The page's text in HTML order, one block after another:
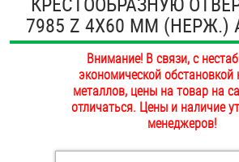
ОПЛАТА И ДОСТАВКА
НАШИ МАГАЗИНЫ
Втулки
Дюбели
Дюймовый крепёж
7985 Z 4Х60 ММ (НЕРЖ.)
Внимание! В связи, с
экономической обстановкой
металлов, цены на товар на
отличаться. Цены и наличие
менеджеров!